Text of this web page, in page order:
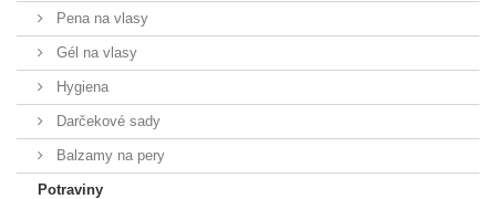
Pena na vlasy
Gél na vlasy
Hygiena
Darčekové sady
Balzamy na pery
Potraviny